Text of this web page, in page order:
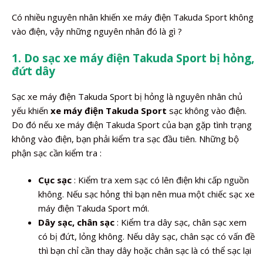
Có nhiều nguyên nhân khiến xe máy điện Takuda Sport không
vào điện, vậy những nguyên nhân đó là gì ?
1. Do sạc xe máy điện Takuda Sport bị hỏng,
đứt dây
Sạc xe máy điện Takuda Sport bị hỏng là nguyên nhân chủ
yếu khiến xe máy điện Takuda Sport sạc không vào điện.
Do đó nếu xe máy điện Takuda Sport của bạn gặp tình trạng
không vào điện, bạn phải kiểm tra sạc đầu tiên. Những bộ
phận sạc cần kiểm tra :
Cục sạc : Kiểm tra xem sạc có lên điện khi cấp nguồn
không. Nếu sạc hỏng thì bạn nên mua một chiếc sạc xe
máy điện Takuda Sport mới.
Dây sạc, chân sạc : Kiểm tra dây sạc, chân sạc xem
có bị đứt, lỏng không. Nếu dây sạc, chân sạc có vấn đề
thì bạn chỉ cần thay dây hoặc chân sạc là có thể sạc lại